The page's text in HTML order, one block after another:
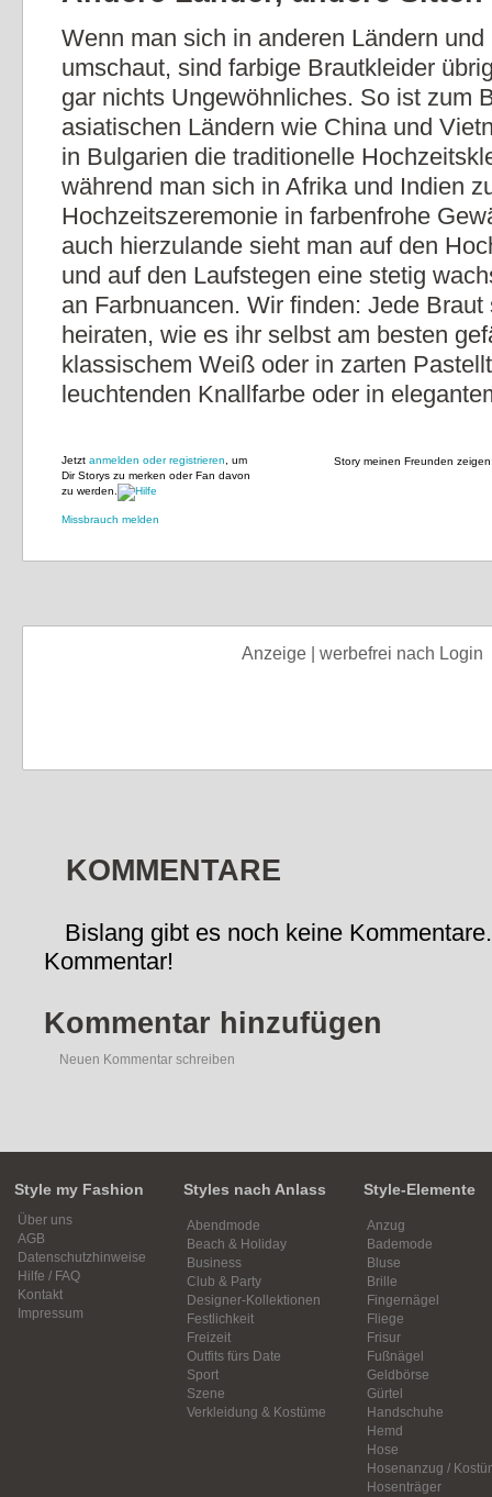
Wenn man sich in anderen Ländern
umschaut, sind farbige Brautkleider
gar nichts Ungewöhnliches. So ist zum
asiatischen Ländern wie China und
in Bulgarien die traditionelle
während man sich in Afrika und Indien
Hochzeitszeremonie in farbenfrohe
auch hierzulande sieht man auf den
und auf den Laufstegen eine stetig
an Farbnuancen. Wir finden: Jede Braut
heiraten, wie es ihr selbst am besten
klassischem Weiß oder in zarten
leuchtenden Knallfarbe oder in
Story meinen Freunden
Jetzt anmelden oder registrieren , um
Dir Storys zu merken oder Fan davon
zu werden.
Missbrauch melden
Anzeige | werbefrei nach Login
KOMMENTARE
Bislang gibt es noch keine
Kommentar!
Kommentar hinzufügen
Neuen Kommentar schreiben
Style my Fashion
Über uns
AGB
Datenschutzhinweise
Hilfe / FAQ
Kontakt
Impressum
Styles nach Anlass
Abendmode
Beach & Holiday
Business
Club & Party
Designer-Kollektionen
Festlichkeit
Freizeit
Outfits fürs Date
Sport
Szene
Verkleidung & Kostüme
Style-Elemente
Anzug
Bademode
Bluse
Brille
Fingernägel
Fliege
Frisur
Fußnägel
Geldbörse
Gürtel
Handschuhe
Hemd
Hose
Hosenanzug /
Hosenträger